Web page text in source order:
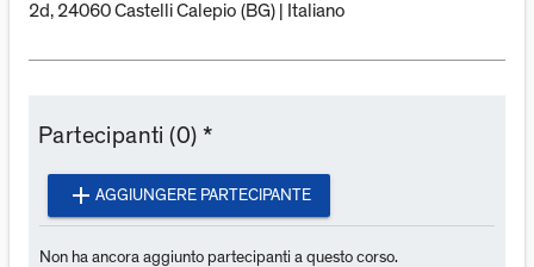
2d, 24060 Castelli Calepio (BG) | Italiano
Partecipanti (0) *
add AGGIUNGERE PARTECIPANTE
Non ha ancora aggiunto partecipanti a questo corso.